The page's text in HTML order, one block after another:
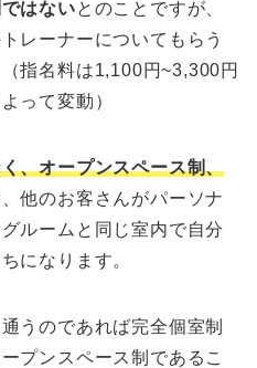
はないとのことですが、
レーナーについてもらう
指名料は1,100円~3,300円
って変動）
、オープンスペース制、
他のお客さんがパーソナ
ルームと同じ室内で自分
になります。
うのであれば完全個室制
プンスペース制であるこ